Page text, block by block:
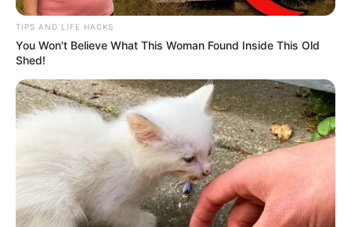
LIHAT ARTIKEL LAINNYA
Nyimas Ratu Rafa Shenina Cinnamon
TIPS AND LIFE HACKS
You Won't Believe What This Woman Found Inside This Old
Shed!